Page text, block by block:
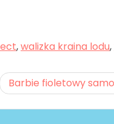
,walizka kraina lodu,
Barbie fioletowy